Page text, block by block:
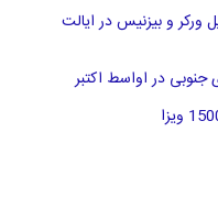
ورکر و بیزنیس در ایالت
جنوبی در اواسط اکتبر